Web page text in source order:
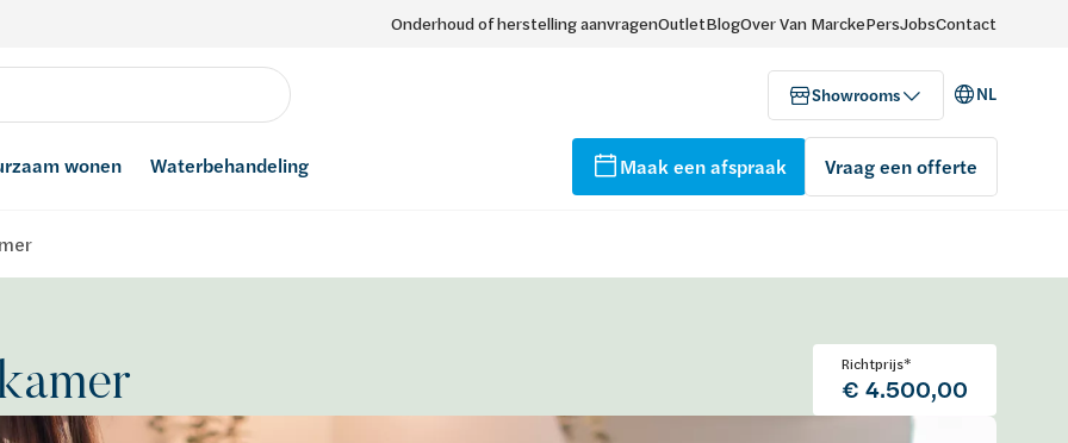
Onderhoud of herstelling aanvragenOutletBlogOver Van MarckePersJobsContact
Showrooms NL
wonen Waterbehandeling Maak een afspraak Vraag een offerte
Richtprijs*
€ 4.500,00